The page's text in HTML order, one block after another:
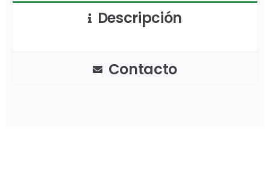
Descripción
Contacto